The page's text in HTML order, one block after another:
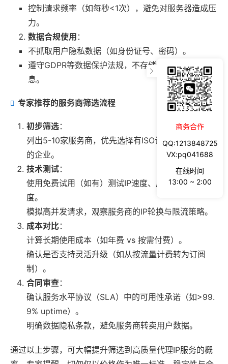
控制请求频率（如每秒<1次），避免对服务器造成压
力。
数据合规使用 ：
不抓取用户隐私数据（如身份证号、密码）。
遵守GDPR等数据保护法规，不存储或传播敏感信
息。
专家推荐的服务商筛选流程
初步筛选：
列出5-10家服务商，优先选择有ISO认证、SSL加密
的企业。
技术测试：
使用免费试用（如有）测试IP速度、成功率及匿名
度。
模拟高并发请求，观察服务商的IP轮换与限流策略。
成本对比：
计算长期使用成本（如年费 vs 按需付费）。
确认是否支持灵活升级（如从按流量计费转为订阅
制）。
合同审查：
确认服务水平协议（SLA）中的可用性承诺（如>99.
9% uptime）。
明确数据隐私条款，避免服务商转卖用户数据。
通过以上步骤，可大幅提升筛选到高质量代理IP服务的概
商务合作
QQ:1213848725
VX:pq041688
在线时间
13:00 ~ 2:00